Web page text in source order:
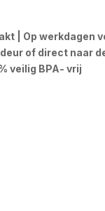
| Op werkdagen
of direct naar
veilig BPA- vrij